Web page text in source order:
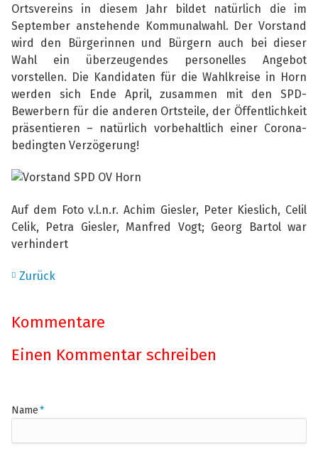
Ortsvereins in diesem Jahr bildet natürlich die im
September anstehende Kommunalwahl. Der Vorstand
wird den Bürgerinnen und Bürgern auch bei dieser
Wahl ein überzeugendes personelles Angebot
vorstellen. Die Kandidaten für die Wahlkreise in Horn
werden sich Ende April, zusammen mit den SPD-
Bewerbern für die anderen Ortsteile, der Öffentlichkeit
präsentieren – natürlich vorbehaltlich einer Corona-
bedingten Verzögerung!
Auf dem Foto v.l.n.r. Achim Giesler, Peter Kieslich, Celil
Celik, Petra Giesler, Manfred Vogt; Georg Bartol war
verhindert
Zurück
Kommentare
Einen Kommentar schreiben
Pflichtfeld
Name*